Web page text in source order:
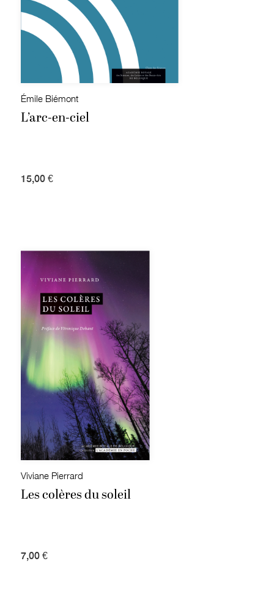
Émile Biémont
L’arc-en-ciel
15,00 €
Viviane Pierrard
Les colères du soleil
7,00 €